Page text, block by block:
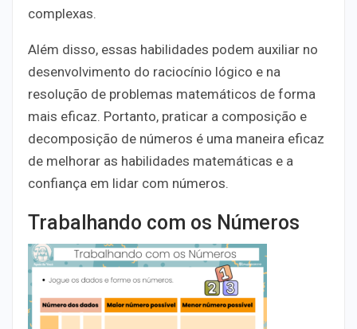
complexas.
Além disso, essas habilidades podem auxiliar no
desenvolvimento do raciocínio lógico e na
resolução de problemas matemáticos de forma
mais eficaz. Portanto, praticar a composição e
decomposição de números é uma maneira eficaz
de melhorar as habilidades matemáticas e a
confiança em lidar com números.
Trabalhando com os Números